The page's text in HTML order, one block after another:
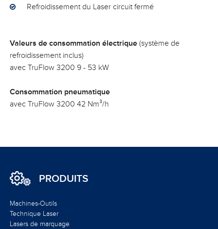
Refroidissement du Laser circuit fermé
Valeurs de consommation électrique (système de
refroidissement inclus)
avec TruFlow 3200 9 - 53 kW
Consommation pneumatique
avec TruFlow 3200 42 Nm³/h
PRODUITS
Machines-Outils
Technique Laser
Lasers de marquage